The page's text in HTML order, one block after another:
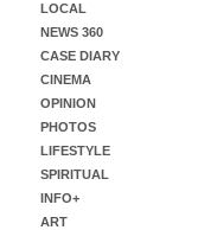
LOCAL
NEWS 360
CASE DIARY
CINEMA
OPINION
PHOTOS
LIFESTYLE
SPIRITUAL
INFO+
ART